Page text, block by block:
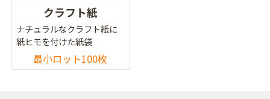
クラフト紙
ナチュラルなクラフト紙に
紙ヒモを付けた紙袋
最小ロット100枚